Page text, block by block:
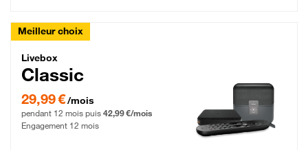
Meilleur choix
Livebox Classic Fibre
Livebox
Classic
29,99 € par mois pendant 12 mois puis 42,99 € par mois, Engagement 12 mois
29,99 €/mois
pendant 12 mois puis 42,99 €/mois
Engagement 12 mois